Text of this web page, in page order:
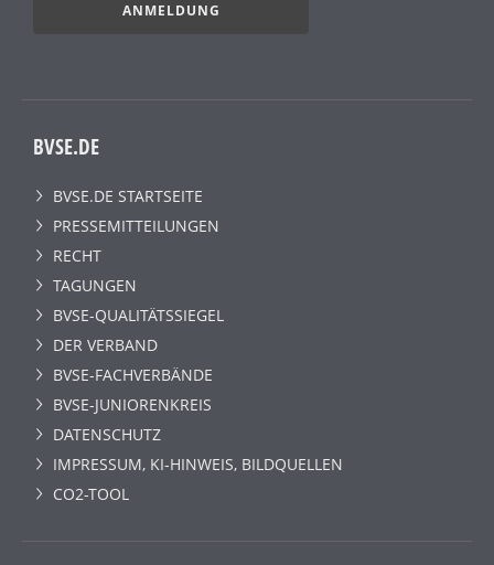
ANMELDUNG
BVSE.DE
BVSE.DE STARTSEITE
PRESSEMITTEILUNGEN
RECHT
TAGUNGEN
BVSE-QUALITÄTSSIEGEL
DER VERBAND
BVSE-FACHVERBÄNDE
BVSE-JUNIORENKREIS
DATENSCHUTZ
IMPRESSUM, KI-HINWEIS, BILDQUELLEN
CO2-TOOL